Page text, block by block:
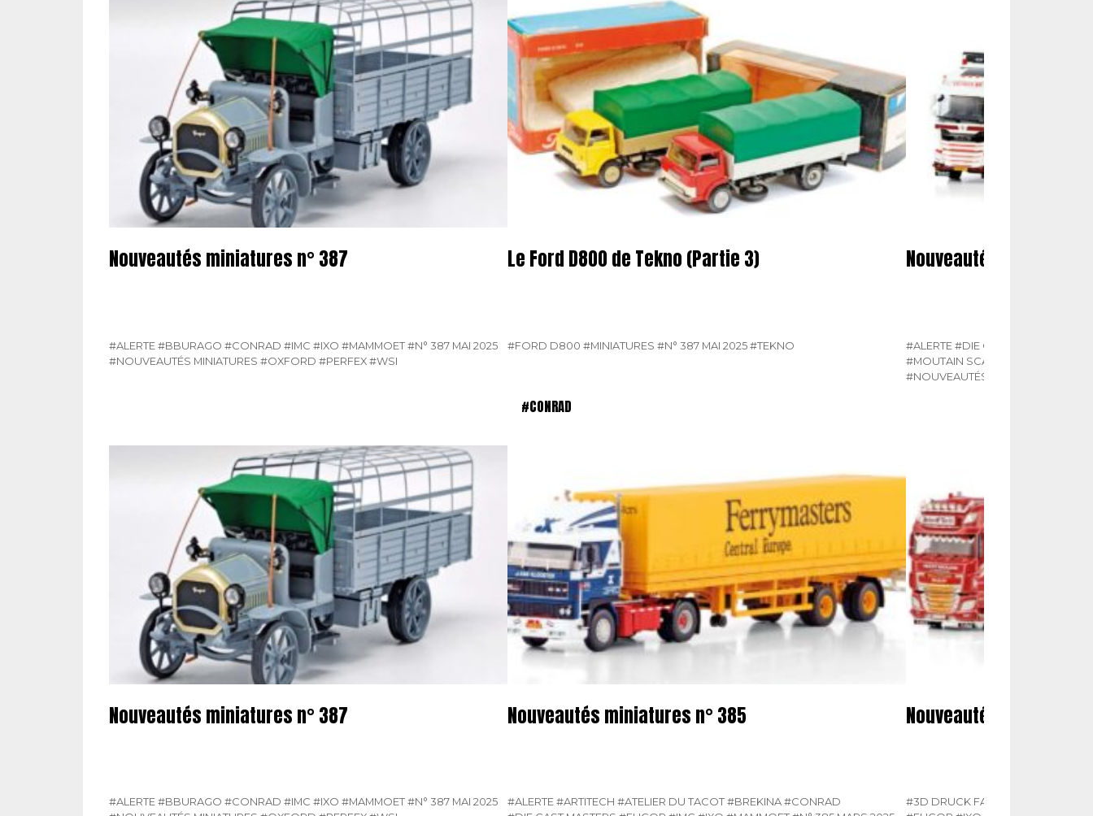
Nouveautés miniatures n° 387
#ALERTE#BBURAGO #CONRAD #IMC #IXO #MAMMOET#N° 387 MAI 2025
#NOUVEAUTÉS MINIATURES #OXFORD #PERFEX#WSI
Le Ford D800 de Tekno (Partie 3)
#FORD D800 #MINIATURES #N° 387 MAI 2025#TEKNO
Nouveautés miniatures
#ALERTE#DIE CAST MASTERS
#MOUTAIN SCALE
#NOUVEAUTÉS MINIATURES
#CONRAD
Nouveautés miniatures n° 387
#ALERTE#BBURAGO #CONRAD #IMC #IXO #MAMMOET#N° 387 MAI 2025
Nouveautés miniatures n° 385
#ALERTE#ARTITECH #ATELIER DU TACOT#BREKINA#CONRAD
Nouveautés miniatures
#3D DRUCK FACTORY